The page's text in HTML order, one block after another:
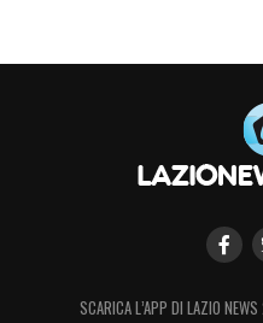
SCARICA L’APP DI LAZIO